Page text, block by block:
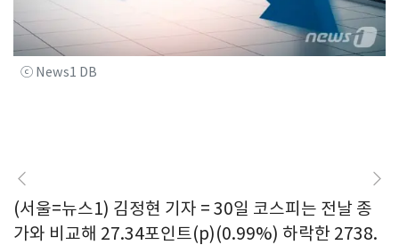
ⓒ News1 DB
(서울=뉴스1) 김정현 기자 = 30일 코스피는 전날 종
가와 비교해 27.34포인트(p)(0.99%) 하락한 2738.